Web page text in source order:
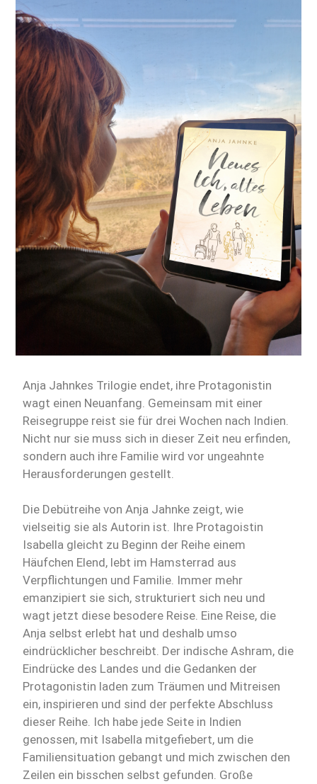
ÜBER
TERMINE
Anja Jahnkes Trilogie endet, ihre Protagonistin
wagt einen Neuanfang. Gemeinsam mit einer
Reisegruppe reist sie für drei Wochen nach Indien.
Nicht nur sie muss sich in dieser Zeit neu erfinden,
sondern auch ihre Familie wird vor ungeahnte
Herausforderungen gestellt.
Die Debütreihe von Anja Jahnke zeigt, wie
vielseitig sie als Autorin ist. Ihre Protagoistin
Isabella gleicht zu Beginn der Reihe einem
Häufchen Elend, lebt im Hamsterrad aus
Verpflichtungen und Familie. Immer mehr
emanzipiert sie sich, strukturiert sich neu und
wagt jetzt diese besodere Reise. Eine Reise, die
Anja selbst erlebt hat und deshalb umso
eindrücklicher beschreibt. Der indische Ashram, die
Eindrücke des Landes und die Gedanken der
Protagonistin laden zum Träumen und Mitreisen
ein, inspirieren und sind der perfekte Abschluss
dieser Reihe. Ich habe jede Seite in Indien
genossen, mit Isabella mitgefiebert, um die
Familiensituation gebangt und mich zwischen den
Zeilen ein bisschen selbst gefunden. Große